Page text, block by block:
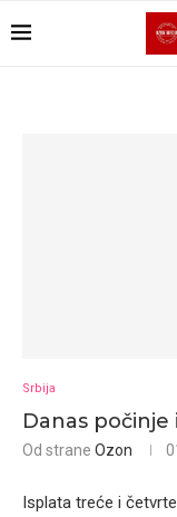
Srbija
Danas počinje
Od strane Ozon
Isplata treće i